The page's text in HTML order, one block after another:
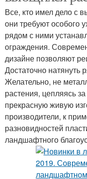
Все, кто имел дело с
они требуют особого
рядом с ними
ограждения.
дизайне позволяют
Достаточно натянуть
Желательно, не
растения, цепляясь за
прекрасную живую
производители, к
разновидностей
ландшафтного